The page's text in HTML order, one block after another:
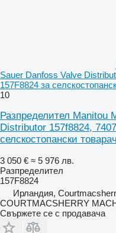
Sauer Danfoss Valve
157F8824 за
10
Разпределител Manitou
Distributor 157f8824,
селскостопански товарач
3 050 € ≈ 5 976 лв.
Разпределител
157F8824
Ирландия,
COURTMACSHERRY
Свържете се с продавача